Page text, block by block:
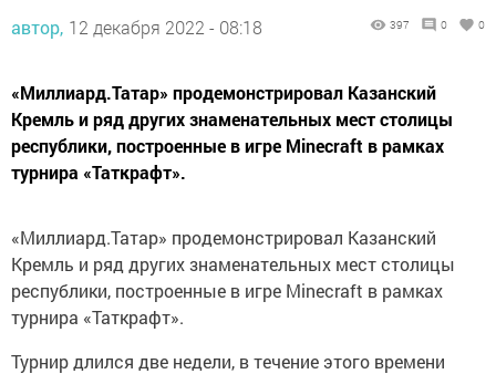
автор, 12 декабря 2022 - 08:18 397 0 0
«Миллиард.Татар» продемонстрировал Казанский
Кремль и ряд других знаменательных мест столицы
республики, построенные в игре Minecraft в рамках
турнира «Таткрафт».
«Миллиард.Татар» продемонстрировал Казанский
Кремль и ряд других знаменательных мест столицы
республики, построенные в игре Minecraft в рамках
турнира «Таткрафт».
Турнир длился две недели, в течение этого времени